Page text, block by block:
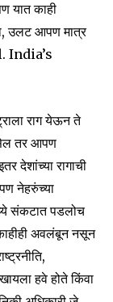
यात काही
उलट आपण मात्र
India’s
राग येऊन ते
तर आपण
देशांच्या रागाची
नेहरुंच्या
संकटात पडलोच
अवलंबून नसून
हवे होते किंवा